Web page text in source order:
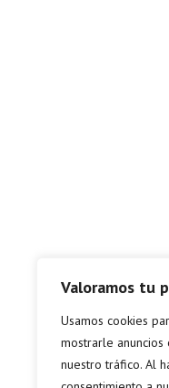
Valoramos tu
Usamos cookies
mostrarle
nuestro tráfico. Al